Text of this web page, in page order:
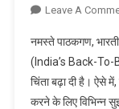
Leave A
नमस्ते पाठकगण,
(India’s Back-To-
चिंता बढ़ा दी है। ऐसे
करने के लिए विभिन्न